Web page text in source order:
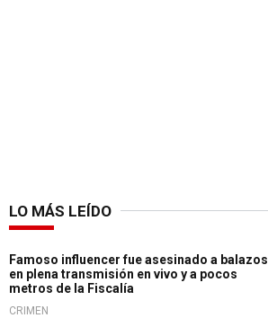
LO MÁS LEÍDO
Famoso influencer fue asesinado a balazos
en plena transmisión en vivo y a pocos
metros de la Fiscalía
CRIMEN